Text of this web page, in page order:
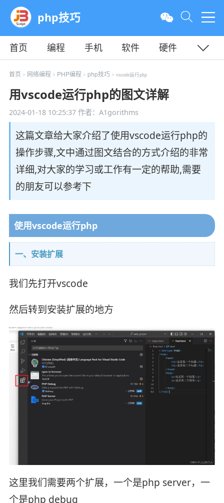
php技巧
首页 编程 手机 软件
硬件
教程
平面 服务器
首页 > 网络编程 > PHP编程 > php技巧 > vscode运行php
用vscode运行php的图文详解
2024-01-18 10:25:37作者：A1gorithms
这篇文章给大家介绍了使用vscode运行php的
操作步骤,文中通过图文结合的方式介绍的非常
详细,对大家的学习或工作有一定的帮助,需要
的朋友可以参考下
使用vscode运行php
一、安装扩展
我们先打开vscode
然后转到安装扩展的地方
这里我们需要两个扩展，一个是php server，一
个是php debug